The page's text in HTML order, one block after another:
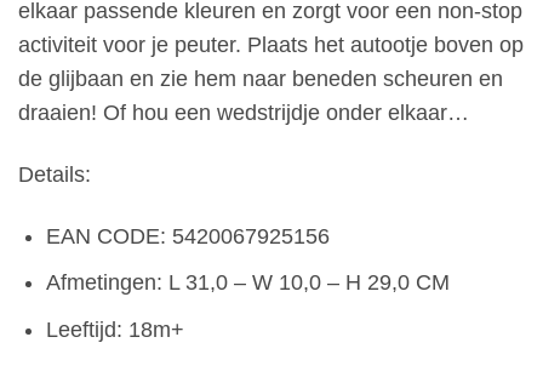
elkaar passende kleuren en zorgt voor een non-stop
activiteit voor je peuter. Plaats het autootje boven op
de glijbaan en zie hem naar beneden scheuren en
draaien! Of hou een wedstrijdje onder elkaar…
Details:
EAN CODE: 5420067925156
Afmetingen: L 31,0 – W 10,0 – H 29,0 CM
Leeftijd: 18m+